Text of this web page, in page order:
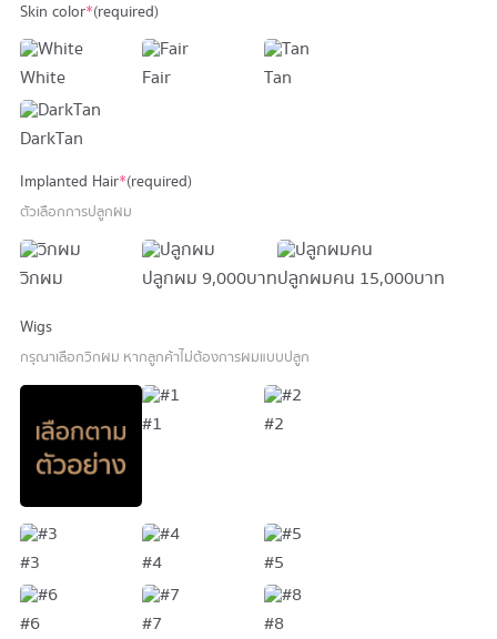
Skin color*(required)
White Fair Tan
DarkTan
Implanted Hair*(required)
ตัวเลือกการปลูกผม
วิกผม ปลูกผม 9,000 บาทปลูกผมคน 15,000 บาท
Wigs
กรุณาเลือกวิกผม หากลูกค้าไม่ต้องการผมแบบปลูก
#1 #2
#3 #4 #5
#6 #7 #8